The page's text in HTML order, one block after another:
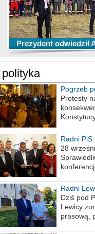
Prezydent odwiedził
TOP 10 przechwytów
w EBL w sezonie
TOP 5 rzutów Anwilu
w sezonie 2019/2020
polityka
Pogrzeb
biurem
Protesty
Radni
miasta na
28
Radni
Wiesława
Dziś pod
Lewicy
prasową,